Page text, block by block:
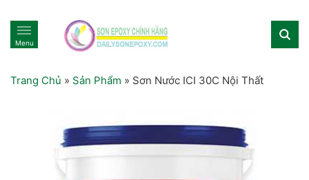
Menu
Trang Chủ » Sản Phẩm » Sơn Nước ICI 30C Nội Thất